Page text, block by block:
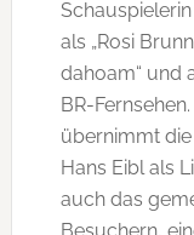
als „Rosi
dahoam“ und
BR-
übernimmt
Hans Eibl als
auch das